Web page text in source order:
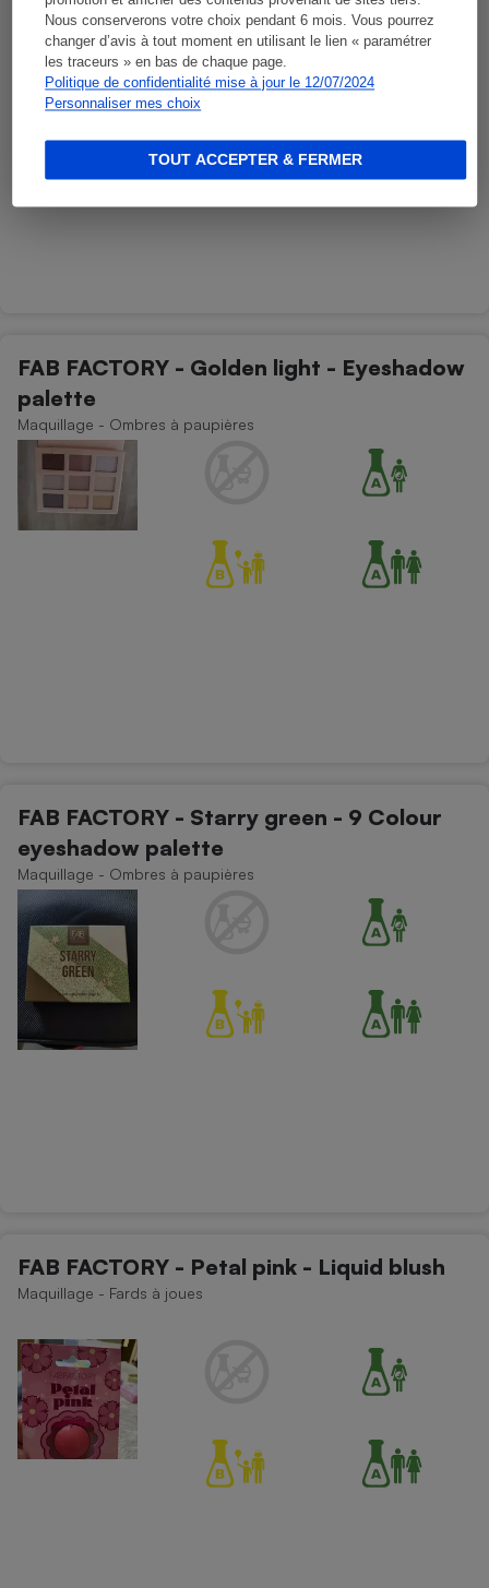
Nous conserverons votre choix pendant 6 mois. Vous pourrez
changer d’avis à tout moment en utilisant le lien « paramétrer
les traceurs » en bas de chaque page.
Politique de confidentialité mise à jour le 12/07/2024
Personnaliser mes choix
TOUT ACCEPTER & FERMER
FAB FACTORY - Golden light - Eyeshadow
palette
Maquillage - Ombres à paupières
FAB FACTORY - Starry green - 9 Colour
eyeshadow palette
Maquillage - Ombres à paupières
FAB FACTORY - Petal pink - Liquid blush
Maquillage - Fards à joues